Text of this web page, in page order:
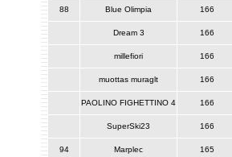
88 Blue Olimpia 166
Dream 3 166
millefiori 166
muottas muraglt 166
PAOLINO FIGHETTINO 4 166
SuperSki23 166
94 Marplec 165